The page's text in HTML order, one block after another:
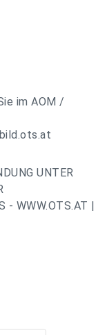
im AOM /
UNTER
- WWW.OTS.AT |